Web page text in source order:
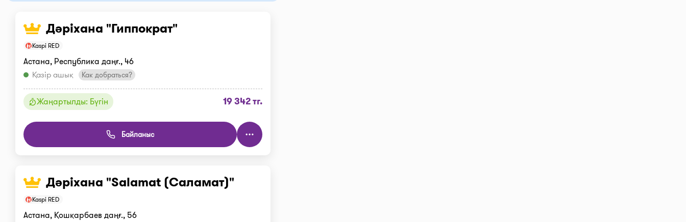
Дәріхана "Гиппократ"
Kaspi RED
Астана, Республика даңғ., 46
Қазір ашық
Как добраться?
Жаңартылды: Бүгін 19 342 тг.
Байланыс
Дәріхана "Salamat (Саламат)"
Kaspi RED
Астана, Қошқарбаев даңғ., 56